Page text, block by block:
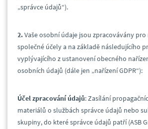
„správce údajů“).
2.Vaše osobní údaje jsou zpracovávány
společné účely a na základě následujícího
vyplývajícího z ustanovení obecného
osobních údajů (dále jen „nařízení GDPR“):
Účel zpracování údajů: Zasílání
materiálů o službách správce údajů nebo
skupiny, do které správce údajů patří (ASB